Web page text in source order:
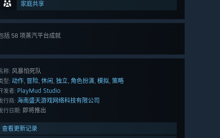
家庭共享
括 58 项蒸汽平台成就
称: 风暴怕死队
型: 动作, 冒险, 休闲, 独立, 角色扮演, 模拟, 策略
发者: PlayMud Studio
行商: 海南盛天游戏网络科技有限公司
行日期: 即将推出
查看更新记录